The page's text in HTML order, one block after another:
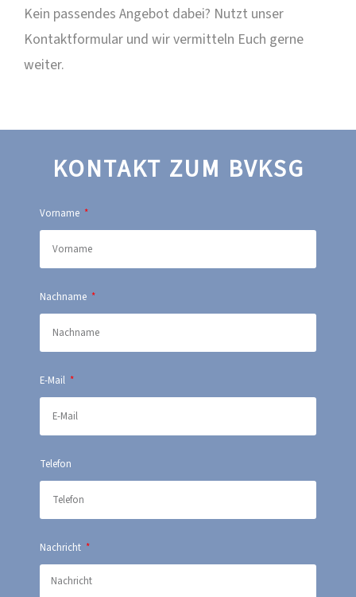
Kein passendes Angebot dabei? Nutzt unser
Kontaktformular und wir vermitteln Euch gerne
weiter.
KONTAKT ZUM BVKSG
Vorname
Nachname
E-Mail
Telefon
Nachricht